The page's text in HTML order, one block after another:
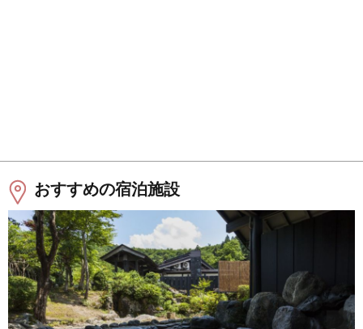
おすすめの宿泊施設